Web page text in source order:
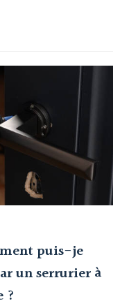
puis-je
un serrurier à
?